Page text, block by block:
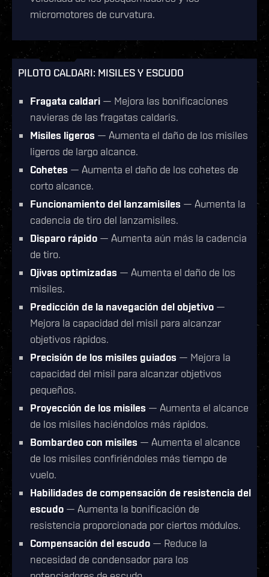
micromotores de curvatura.
PILOTO CALDARI: MISILES Y ESCUDO
Fragata caldari — Mejora las bonificaciones
navieras de las fragatas caldaris.
Misiles ligeros — Aumenta el daño de los misiles
ligeros de largo alcance.
Cohetes — Aumenta el daño de los cohetes de
corto alcance.
Funcionamiento del lanzamisiles — Aumenta la
cadencia de tiro del lanzamisiles.
Disparo rápido — Aumenta aún más la cadencia
de tiro.
Ojivas optimizadas — Aumenta el daño de los
misiles.
Predicción de la navegación del objetivo —
Mejora la capacidad del misil para alcanzar
objetivos rápidos.
Precisión de los misiles guiados — Mejora la
capacidad del misil para alcanzar objetivos
pequeños.
Proyección de los misiles — Aumenta el alcance
de los misiles haciéndolos más rápidos.
Bombardeo con misiles — Aumenta el alcance
de los misiles confiriéndoles más tiempo de
vuelo.
Habilidades de compensación de resistencia del
escudo — Aumenta la bonificación de
resistencia proporcionada por ciertos módulos.
Compensación del escudo — Reduce la
necesidad de condensador para los